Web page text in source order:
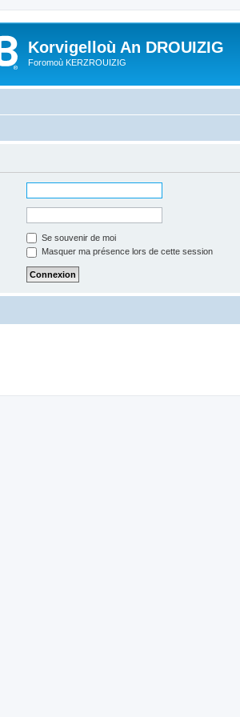
Korvigelloù An DROUIZIG
Foromoù KERZROUIZIG
Se souvenir de moi
Masquer ma présence lors de cette session